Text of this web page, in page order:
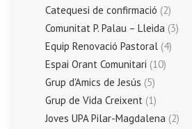
Catequesi de confirmació (2)
Comunitat P. Palau – Lleida (3)
Equip Renovació Pastoral (4)
Espai Orant Comunitari (10)
Grup d'Amics de Jesús (5)
Grup de Vida Creixent (1)
Joves UPA Pilar-Magdalena (2)